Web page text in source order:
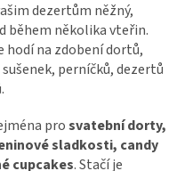
dezertům něžný,
během několika vteřin.
hodí na zdobení dortů,
perníčků, dezertů
prosvatební dorty,
sladkosti, candy
cupcakes. Stačí je